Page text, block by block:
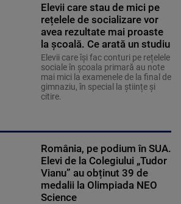
Elevii care stau de mici pe
rețelele de socializare vor
avea rezultate mai proaste
la școală. Ce arată un studiu
Elevii care îşi fac conturi pe rețelele
sociale în școala primară au note
mai mici la examenele de la final de
gimnaziu, în special la științe și
citire.
România, pe podium în SUA.
Elevi de la Colegiului „Tudor
Vianu” au obținut 39 de
medalii la Olimpiada NEO
Science